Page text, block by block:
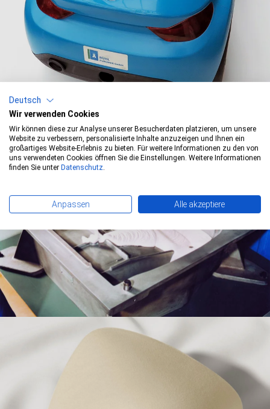
Deutsch
Wir verwenden Cookies
Wir können diese zur Analyse unserer Besucherdaten platzieren, um unsere
Website zu verbessern, personalisierte Inhalte anzuzeigen und Ihnen ein
großartiges Website-Erlebnis zu bieten. Für weitere Informationen zu den von
uns verwendeten Cookies öffnen Sie die Einstellungen. Weitere Informationen
finden Sie unter Datenschutz.
Anpassen Alle akzeptiere